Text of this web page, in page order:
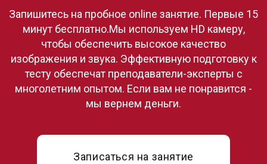
Запишитесь на пробное online занятие. Первые 15
минут бесплатно.Мы используем HD камеру,
чтобы обеспечить высокое качество
изображения и звука. Эффективную подготовку к
тесту обеспечат преподаватели-эксперты с
многолетним опытом. Если вам не понравится -
мы вернем деньги.
Записаться на занятие